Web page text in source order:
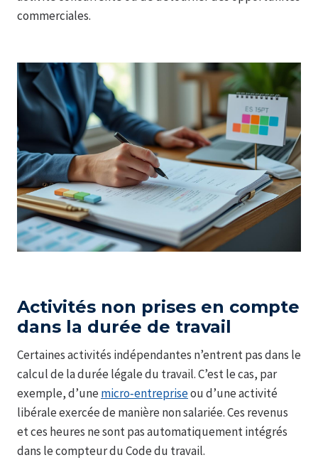
commerciales.
Activités non prises en compte
dans la durée de travail
Certaines activités indépendantes n’entrent pas dans le
calcul de la durée légale du travail. C’est le cas, par
exemple, d’unemicro‑entrepriseou d’une activité
libérale exercée de manière non salariée. Ces revenus
et ces heures ne sont pas automatiquement intégrés
dans le compteur du Code du travail.